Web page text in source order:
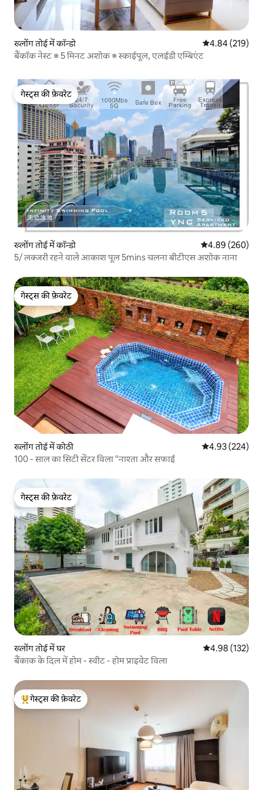
ख्लोंग तोई में कॉन्डो औसत रेटिंग 5 में से
4.84 (219)
बैंकॉक नेस्ट ※ 5 मिनट अशोक ※ स्काईपूल, एलईडी एम्बिएंट
गेस्ट्स की फ़ेवरेट
गेस्ट्स की फ़ेवरेट
ख्लोंग तोई में कॉन्डो औसत रेटिंग 5 में से
4.89 (260)
5/ लक्जरी रहने वाले आकाश पूल 5mins चलना बीटीएस अशोक नाना
गेस्ट्स की फ़ेवरेट
गेस्ट्स की फ़ेवरेट
ख्लोंग तोई में कोठी औसत रेटिंग 5 में से
4.93 (224)
100 - साल का सिटी सेंटर विला "नाश्ता और सफाई
गेस्ट्स की फ़ेवरेट
गेस्ट्स की फ़ेवरेट
ख्लोंग तोई में घर औसत रेटिंग 5 में से
4.98 (132)
बैंकाक के दिल में होम - स्वीट - होम प्राइवेट विला
गेस्ट्स का टॉप फ़ेवरेट
गेस्ट्स की फ़ेवरेट